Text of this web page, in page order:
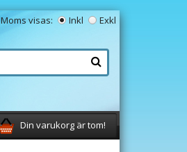
Moms visas: Inkl Exkl
Din varukorg är tom!